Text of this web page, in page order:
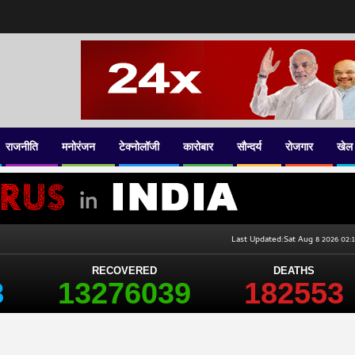
राजनीति मनोरंजन टेक्नोलॉजी कारोबार सौन्दर्य रोजगार खेल